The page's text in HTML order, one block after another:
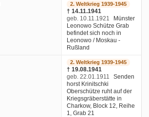
2. Weltkrieg 1939-1945
† 14.11.1941
geb. 10.11.1921
Münster
Leonowo Schütze Grab
befindet sich noch in
Leonowo / Moskau -
Rußland
2. Weltkrieg 1939-1945
† 19.08.1941
geb. 22.01.1911
Senden
horst Krinitschki
Oberschütze ruht auf der
Kriegsgräberstätte in
Charkow, Block 12, Reihe
1, Grab 21